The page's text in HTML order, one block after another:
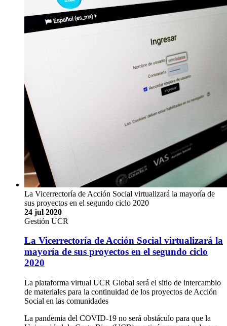
La Vicerrectoría de Acción Social virtualizará la mayoría de
sus proyectos en el segundo ciclo 2020
24 jul 2020
Gestión UCR
La Vicerrectoría de Acción Social virtualizará la
mayoría de sus proyectos en el segundo ciclo
2020
La plataforma virtual UCR Global será el sitio de intercambio
de materiales para la continuidad de los proyectos de Acción
Social en las comunidades
La pandemia del COVID-19 no será obstáculo para que la